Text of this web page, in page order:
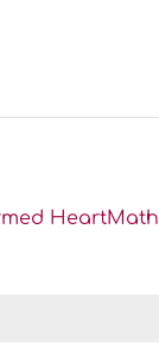
HeartMath